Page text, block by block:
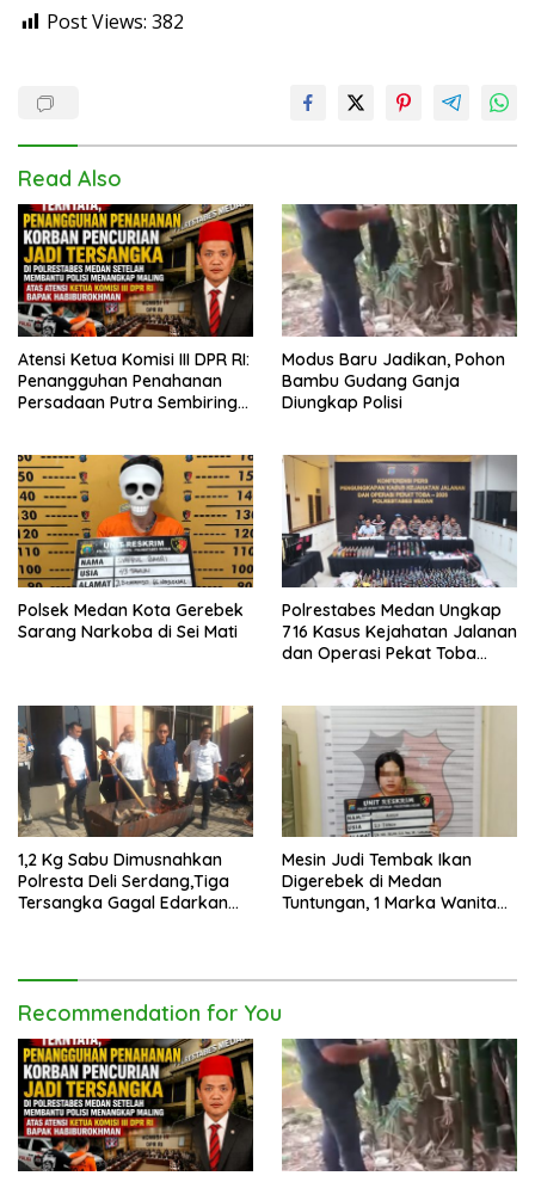
Post Views: 382
Read Also
Atensi Ketua Komisi III DPR RI:
Penangguhan Penahanan
Persadaan Putra Sembiring
Modus Baru Jadikan, Pohon
Bambu Gudang Ganja
Diungkap Polisi
Polsek Medan Kota Gerebek
Sarang Narkoba di Sei Mati
Polrestabes Medan Ungkap
716 Kasus Kejahatan Jalanan
dan Operasi Pekat Toba
1,2 Kg Sabu Dimusnahkan
Polresta Deli Serdang,Tiga
Tersangka Gagal Edarkan
Mesin Judi Tembak Ikan
Digerebek di Medan
Tuntungan, 1 Marka Wanita
Recommendation for You